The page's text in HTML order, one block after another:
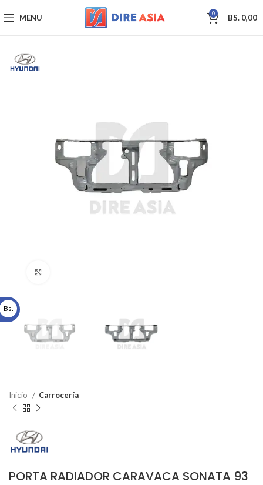
MENU 0 BS. 0,00
Inicio Carrocería
PORTA RADIADOR CARAVACA SONATA 93
Bs.